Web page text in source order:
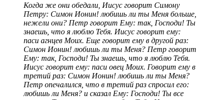
Когда же они обедали, Иисус говорит Симону
Петру: Симон Ионин! любишь ли ты Меня больше,
нежели они? Петр говорит Ему: так, Господи! Ты
знаешь, что я люблю Тебя. Иисус говорит ему:
паси агнцев Моих. Еще говорит ему в другой раз:
Симон Ионин! любишь ли ты Меня? Петр говорит
Ему: так, Господи! Ты знаешь, что я люблю Тебя.
Иисус говорит ему: паси овец Моих. Говорит ему в
третий раз: Симон Ионин! любишь ли ты Меня?
Петр опечалился, что в третий раз спросил его:
любишь ли Меня? и сказал Ему: Господи! Ты все